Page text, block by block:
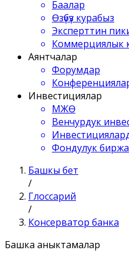
Баалар
Өзүбүз курабыз
Эксперттин
Коммерциялык
Аянтчалар
Форумдар
Инвестициялар
МЖӨ
Венчурдук
Фондулук биржа
Башкы бет
/
Глоссарий
/
Консерватор банка
Башка аныктамалар